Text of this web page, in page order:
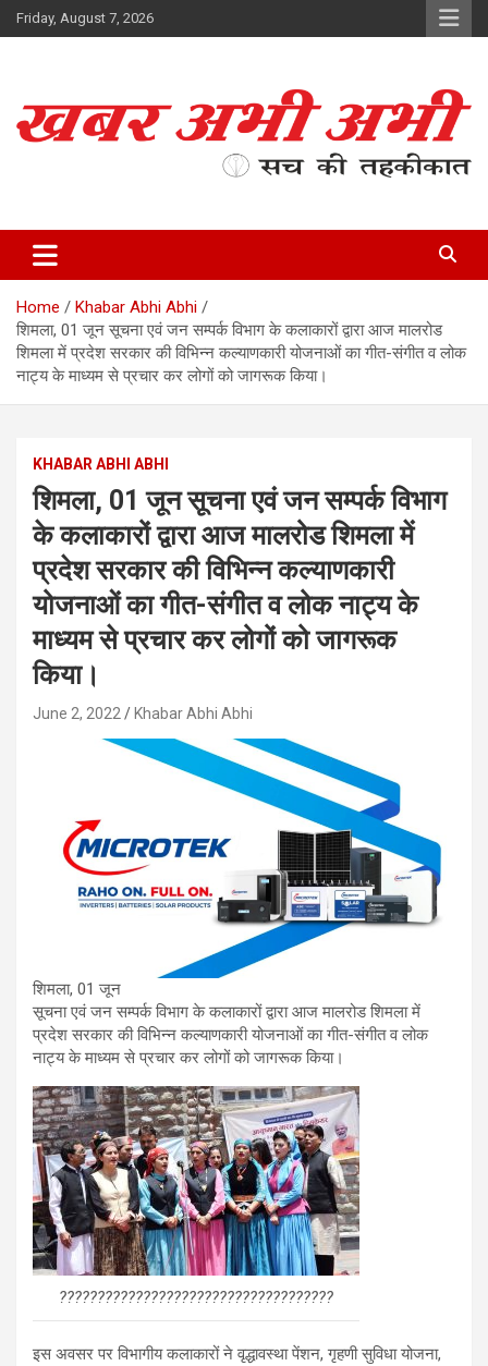
Skip
to
Friday, August 7, 2026
Home
Khabar Abhi Abhi
शिमला, 01 जून सूचना एवं जन सम्पर्क विभाग के कलाकारों द्वारा आज मालरोड
शिमला में प्रदेश सरकार की विभिन्न कल्याणकारी योजनाओं का गीत-संगीत व लोक
नाट्य के माध्यम से प्रचार कर लोगों को जागरूक किया।
KHABAR ABHI ABHI
शिमला, 01 जून सूचना एवं जन सम्पर्क विभाग
के कलाकारों द्वारा आज मालरोड शिमला में
प्रदेश सरकार की विभिन्न कल्याणकारी
योजनाओं का गीत-संगीत व लोक नाट्य के
माध्यम से प्रचार कर लोगों को जागरूक
किया।
June 2, 2022 Khabar Abhi Abhi
शिमला, 01 जून
सूचना एवं जन सम्पर्क विभाग के कलाकारों द्वारा आज मालरोड शिमला में
प्रदेश सरकार की विभिन्न कल्याणकारी योजनाओं का गीत-संगीत व लोक
नाट्य के माध्यम से प्रचार कर लोगों को जागरूक किया।
????????????????????????????????????
इस अवसर पर विभागीय कलाकारों ने वृद्धावस्था पेंशन, गृहणी सुविधा योजना,